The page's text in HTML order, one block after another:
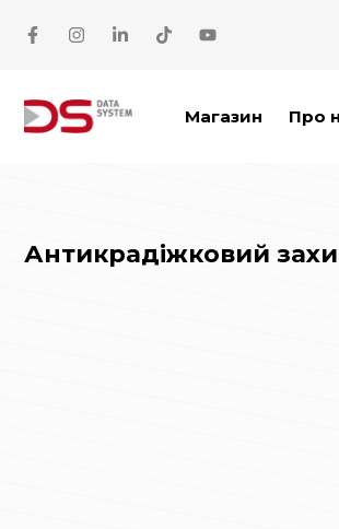
Магазин Про
Антикрадіжковий